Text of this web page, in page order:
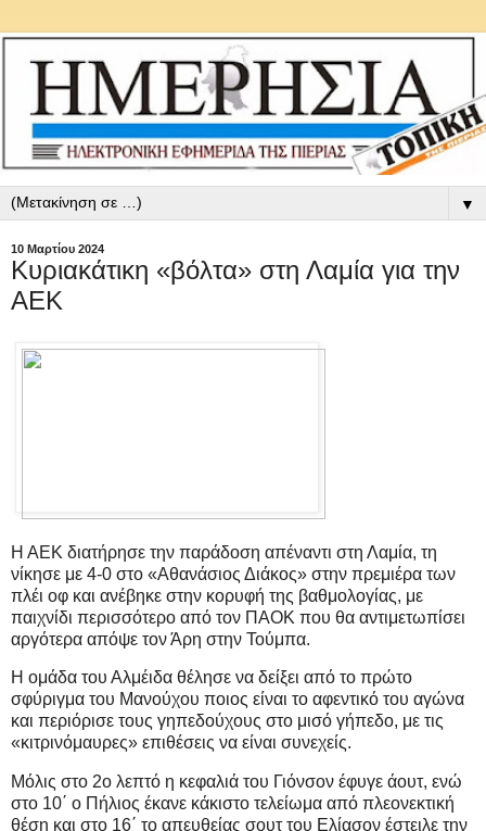
▼
10 Μαρτίου 2024
Κυριακάτικη «βόλτα» στη Λαμία για την
ΑΕΚ
Η ΑΕΚ διατήρησε την παράδοση απέναντι στη Λαμία, τη
νίκησε με 4-0 στο «Αθανάσιος Διάκος» στην πρεμιέρα των
πλέι οφ και ανέβηκε στην κορυφή της βαθμολογίας, με
παιχνίδι περισσότερο από τον ΠΑΟΚ που θα αντιμετωπίσει
αργότερα απόψε τον Άρη στην Τούμπα.
Η ομάδα του Αλμέιδα θέλησε να δείξει από το πρώτο
σφύριγμα του Μανούχου ποιος είναι το αφεντικό του αγώνα
και περιόρισε τους γηπεδούχους στο μισό γήπεδο, με τις
«κιτρινόμαυρες» επιθέσεις να είναι συνεχείς.
Μόλις στο 2ο λεπτό η κεφαλιά του Γιόνσον έφυγε άουτ, ενώ
στο 10΄ ο Πήλιος έκανε κάκιστο τελείωμα από πλεονεκτική
θέση και στο 16΄ το απευθείας σουτ του Ελίασον έστειλε την